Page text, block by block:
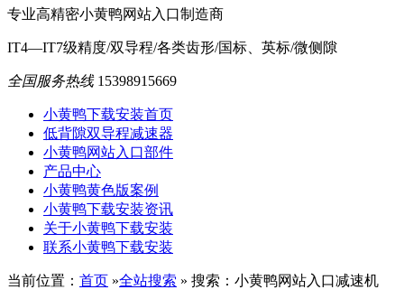
专业高精密小黄鸭网站入口制造商
IT4—IT7级精度/双导程/各类齿形/国标、英标/微侧隙
全国服务热线 15398915669
小黄鸭下载安装首页
低背隙双导程减速器
小黄鸭网站入口部件
产品中心
小黄鸭黄色版案例
小黄鸭下载安装资讯
关于小黄鸭下载安装
联系小黄鸭下载安装
当前位置： 首页 »全站搜索 » 搜索：小黄鸭网站入口减速机